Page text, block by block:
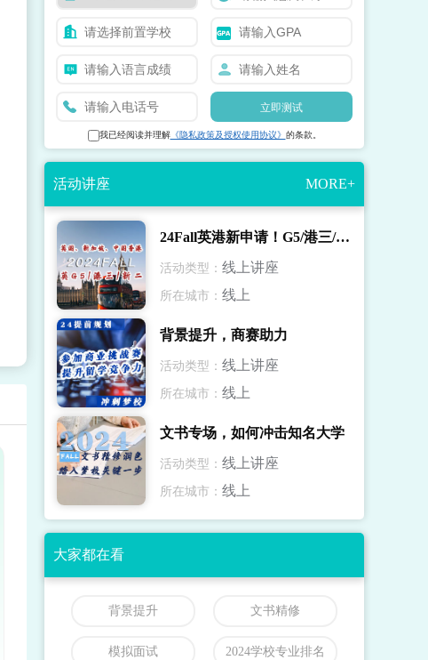
立即测试
我已经阅读并理解《隐私政策及授权使用协议》 的条款。
活动讲座 MORE+
24Fall英港新申请！G5/港三/新二录取解读
活动类型： 线上讲座
所在城市： 线上
背景提升，商赛助力
活动类型： 线上讲座
所在城市： 线上
文书专场，如何冲击知名大学
活动类型： 线上讲座
所在城市： 线上
大家都在看
背景提升 文书精修
模拟面试 2024学校专业排名